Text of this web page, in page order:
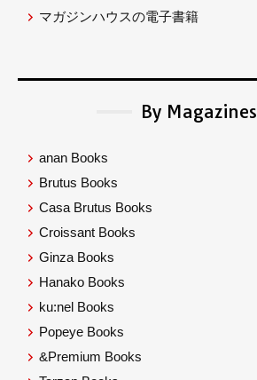
マガジンハウスの電子書籍
By Magazines
anan Books
Brutus Books
Casa Brutus Books
Croissant Books
Ginza Books
Hanako Books
ku:nel Books
Popeye Books
&Premium Books